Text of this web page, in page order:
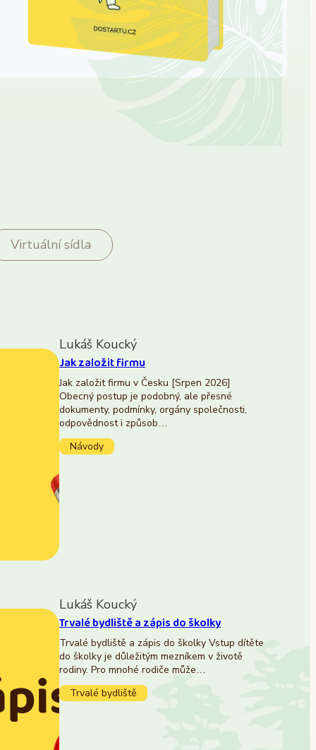
Virtuální sídla
Lukáš Koucký
Jak založit firmu
Jak založit firmu v Česku [Srpen 2026]
Obecný postup je podobný, ale přesné
dokumenty, podmínky, orgány společnosti,
odpovědnost i způsob…
Návody
Lukáš Koucký
Trvalé bydliště a zápis do školky
Trvalé bydliště a zápis do školky Vstup dítěte
do školky je důležitým mezníkem v životě
rodiny. Pro mnohé rodiče může…
Trvalé bydliště